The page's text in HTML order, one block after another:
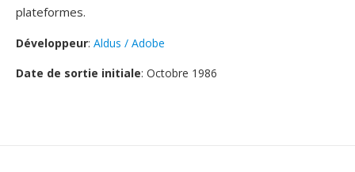
plateformes.
Développeur: Aldus / Adobe
Date de sortie initiale: Octobre 1986